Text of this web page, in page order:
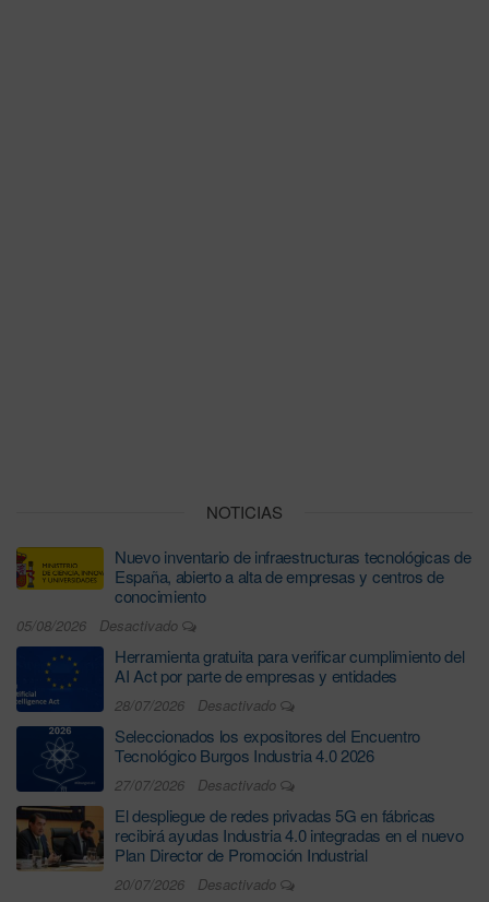
NOTICIAS
Nuevo inventario de infraestructuras tecnológicas de
España, abierto a alta de empresas y centros de
conocimiento
05/08/2026 Desactivado
Herramienta gratuita para verificar cumplimiento del
AI Act por parte de empresas y entidades
28/07/2026 Desactivado
Seleccionados los expositores del Encuentro
Tecnológico Burgos Industria 4.0 2026
27/07/2026 Desactivado
El despliegue de redes privadas 5G en fábricas
recibirá ayudas Industria 4.0 integradas en el nuevo
Plan Director de Promoción Industrial
20/07/2026 Desactivado